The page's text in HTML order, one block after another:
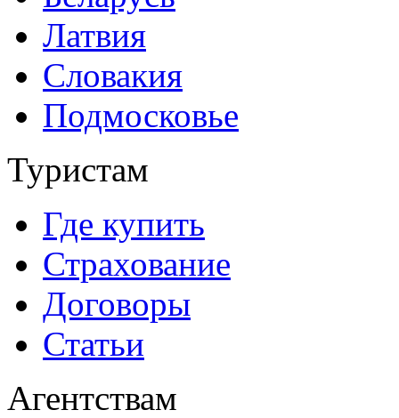
Латвия
Словакия
Подмосковье
Туристам
Где купить
Страхование
Договоры
Статьи
Агентствам